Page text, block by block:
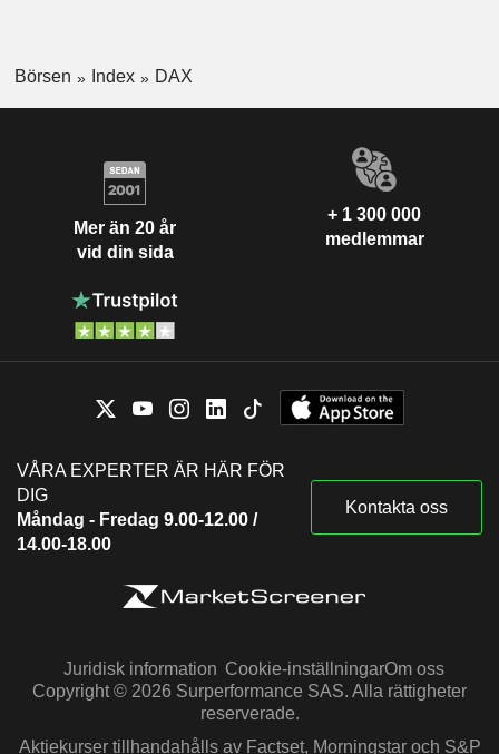
Börsen Index DAX
Mer än 20 år
vid din sida
+ 1 300 000
medlemmar
VÅRA EXPERTER ÄR HÄR FÖR
DIG
Måndag - Fredag 9.00-12.00 /
14.00-18.00
Kontakta oss
Juridisk information Cookie-inställningarOm oss
Copyright © 2026 Surperformance SAS. Alla rättigheter
reserverade.
Aktiekurser tillhandahålls av Factset, Morningstar och S&P